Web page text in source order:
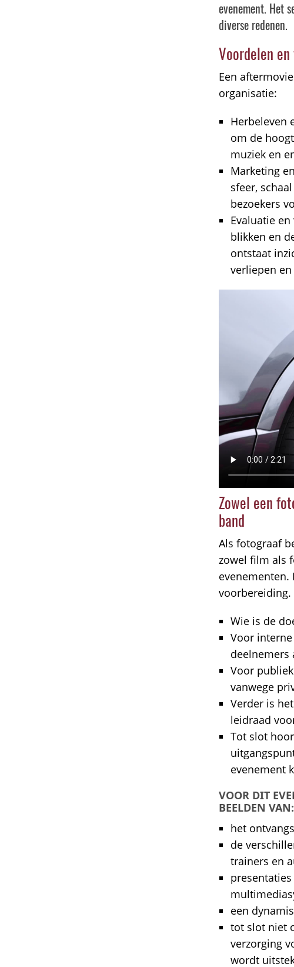
evenement. Het
diverse redenen.
Voordelen
Een
organisatie:
Herbeleven
om de
muziek en
Marketing
sfeer,
bezoekers
Evaluatie
blikken en
ontstaat
verliepen
Zowel een
band
Als fotograaf
zowel film als
evenementen.
voorbereiding.
Wie is de
Voor
deelnemers
Voor
vanwege
Verder is
leidraad
Tot slot
evenement
VOOR DIT
BEELDEN VAN:
het
de
trainers en
een
tot slot niet
verzorging
wordt